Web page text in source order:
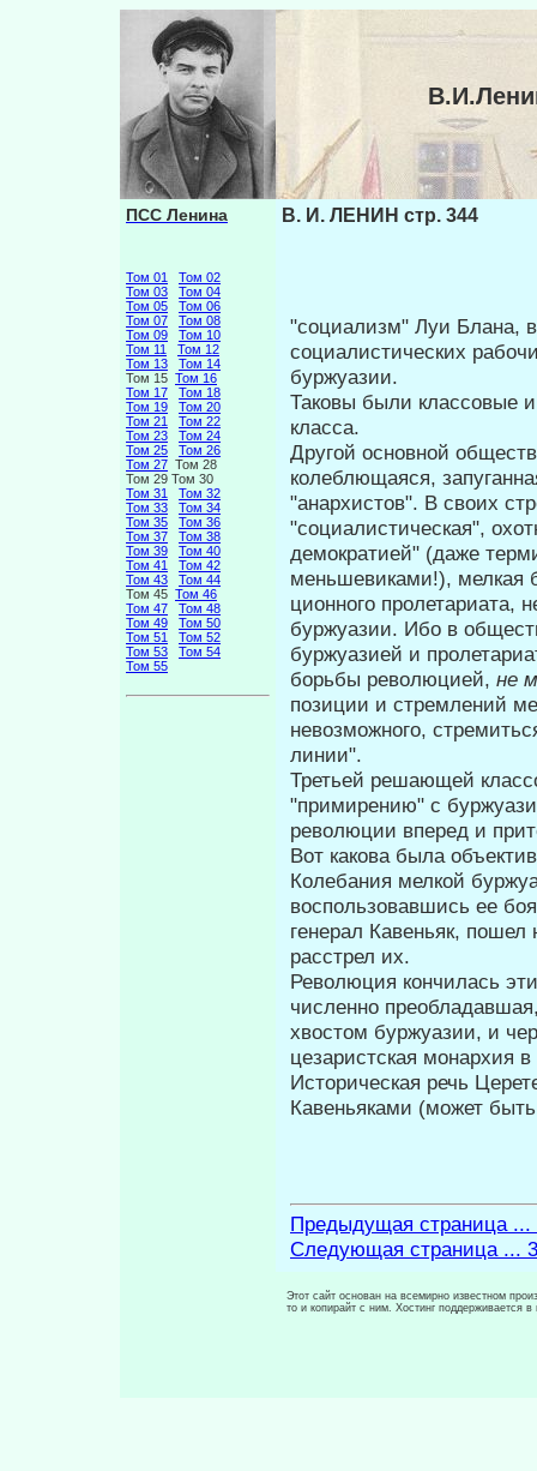
ПСС Ленина
Том 01
Том 02
Том 03
Том 04
Том 05
Том 06
Том 07
Том 08
Том 09
Том 10
Том 11
Том 12
Том 13
Том 14
Том 15 Том 16
Том 17
Том 18
Том 19
Том 20
Том 21
Том 22
Том 23
Том 24
Том 25
Том 26
Том 27 Том 28
Том 29 Том 30
Том 31
Том 32
Том 33
Том 34
Том 35
Том 36
Том 37
Том 38
Том 39
Том 40
Том 41
Том 42
Том 43
Том 44
Том 45 Том 46
Том 47
Том 48
Том 49
Том 50
Том 51
Том 52
Том 53
Том 54
Том 55
В. И. ЛЕНИН стр. 344
"социализм" Луи Блана,
социалистиче­ских
буржуазии.
Таковы были классовые
класса.
Другой основной
колеблющаяся,
"анархистов". В своих
"социалистическая",
демократией" (даже
меньшевиками!), мелкая
ционного пролетариата,
буржуа­зии. Ибо в
буржуазией и
борьбы революцией, не
позиции и стремлений
невозможного,
линии".
Третьей решающей
"примирению" с
револю­ции вперед и
Вот какова была
Колеба­ния мелкой
воспользовав­шись ее
генерал Кавеньяк, пошел
расстрел их.
Революция кончилась
численно
хвостом буржуазии, и
цезаристская монархия
Историческая речь
Кавеньяками (может
Предыдущая страница ...
Следующая страница ...
Этот сайт основан на всемирно известном
то и копирайт с ним. Хостинг поддерживается